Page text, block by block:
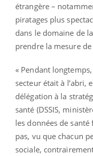
étrangère –
piratages plus
dans le domaine de
prendre la mesure
« Pendant
secteur était à l’abri,
délégation à la
santé (DSSIS,
les données de
pas, vu que chacun
sociale,